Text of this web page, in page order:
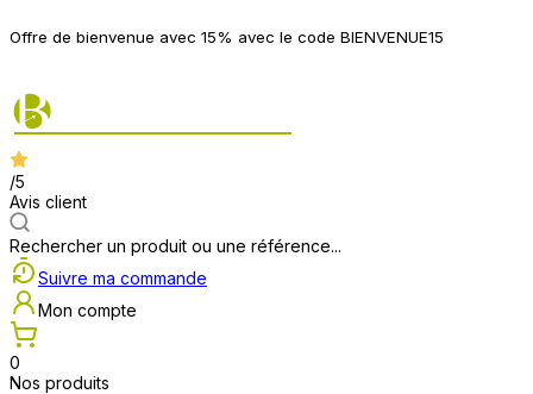
Offre de bienvenue avec 15% avec le code BIENVENUE15
/5
Avis client
Rechercher un produit ou une référence...
Suivre ma commande
Mon compte
0
Nos produits